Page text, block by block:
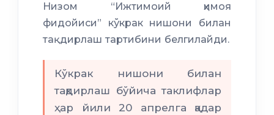
Низом “Ижтимоий ҳимоя
фидойиси” кўкрак нишони билан
тақдирлаш тартибини белгилайди.
Кўкрак нишони билан
тақдирлаш бўйича таклифлар
ҳар йили 20 апрелга қадар